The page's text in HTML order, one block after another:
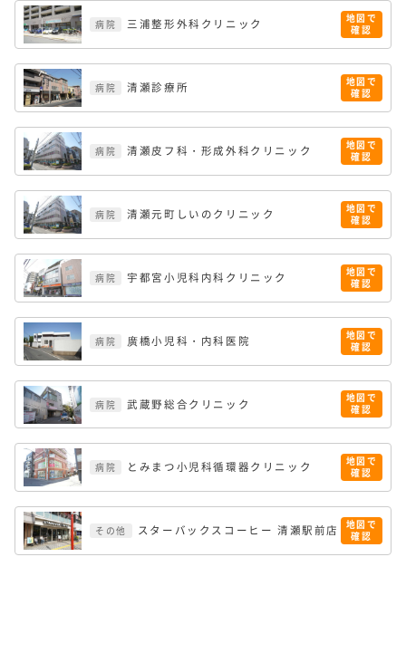
病院 三浦整形外科クリニック
地図で
確認
病院 清瀬診療所
地図で
確認
病院 清瀬皮フ科・形成外科クリニック
地図で
確認
病院 清瀬元町しいのクリニック
地図で
確認
病院 宇都宮小児科内科クリニック
地図で
確認
病院 廣橋小児科・内科医院
地図で
確認
病院 武蔵野総合クリニック
地図で
確認
病院 とみまつ小児科循環器クリニック
地図で
確認
その他 スターバックスコーヒー 清瀬駅前店
地図で
確認